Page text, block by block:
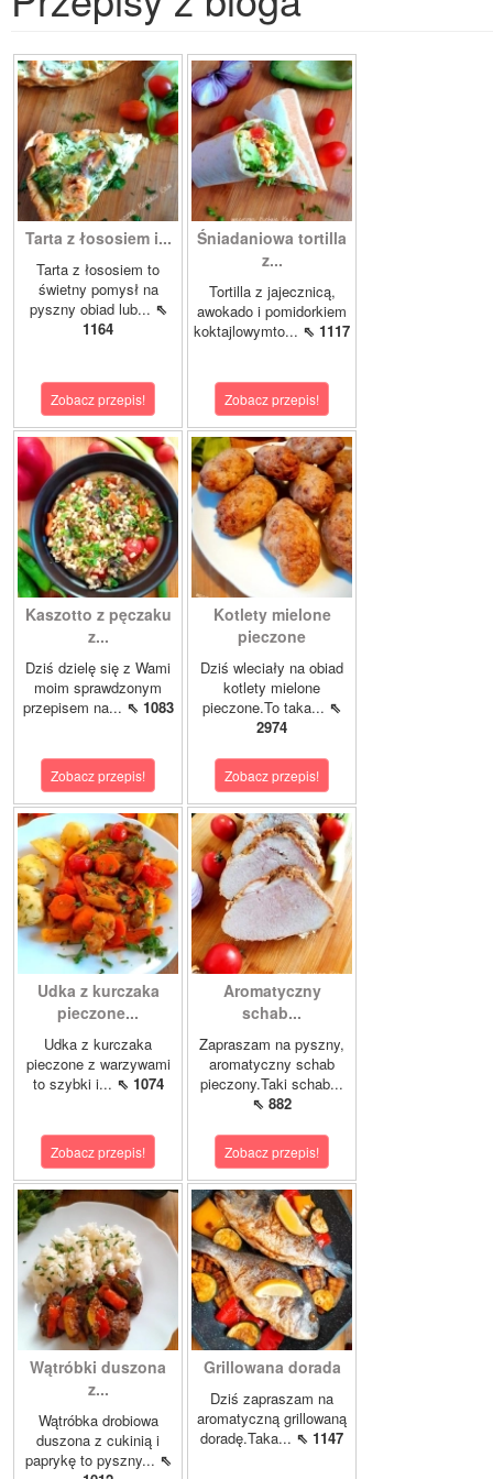
Tarta z łososiem i...
Tarta z łososiem to
świetny pomysł na
pyszny obiad lub... ⇖
1164
Zobacz przepis!
Śniadaniowa tortilla
z...
Tortilla z jajecznicą,
awokado i pomidorkiem
koktajlowymto... ⇖ 1117
Zobacz przepis!
Kaszotto z pęczaku
z...
Dziś dzielę się z Wami
moim sprawdzonym
przepisem na... ⇖ 1083
Zobacz przepis!
Kotlety mielone
pieczone
Dziś wleciały na obiad
kotlety mielone
pieczone.To taka... ⇖
2974
Zobacz przepis!
Udka z kurczaka
pieczone...
Udka z kurczaka
pieczone z warzywami
to szybki i... ⇖ 1074
Zobacz przepis!
Aromatyczny
schab...
Zapraszam na pyszny,
aromatyczny schab
pieczony.Taki schab...
⇖ 882
Zobacz przepis!
Wątróbki duszona
z...
Wątróbka drobiowa
duszona z cukinią i
paprykę to pyszny... ⇖
Grillowana dorada
Dziś zapraszam na
aromatyczną grillowaną
doradę.Taka... ⇖ 1147